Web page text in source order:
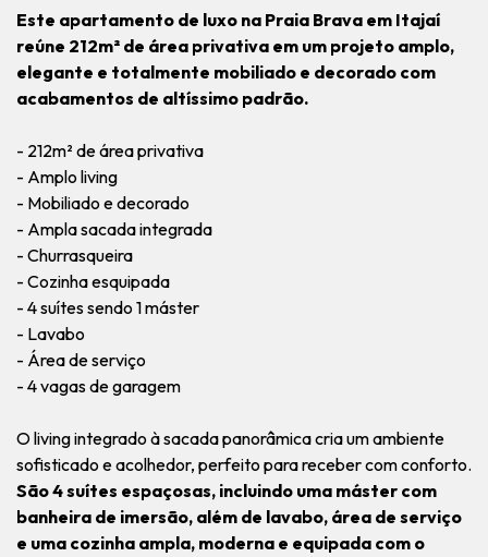
Este apartamento de luxo na Praia Brava em Itajaí
reúne 212m² de área privativa em um projeto amplo,
elegante e totalmente mobiliado e decorado com
acabamentos de altíssimo padrão.
- 212m² de área privativa
- Amplo living
- Mobiliado e decorado
- Ampla sacada integrada
- Churrasqueira
- Cozinha esquipada
- 4 suítes sendo 1 máster
- Lavabo
- Área de serviço
- 4 vagas de garagem
O living integrado à sacada panorâmica cria um ambiente
sofisticado e acolhedor, perfeito para receber com conforto.
São 4 suítes espaçosas, incluindo uma máster com
banheira de imersão, além de lavabo, área de serviço
e uma cozinha ampla, moderna e equipada com o